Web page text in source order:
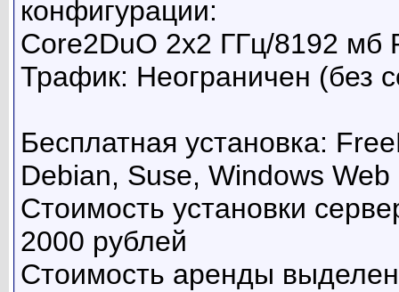
конфигурации:
Core2DuO 2x2 ГГц/8192 мб
Трафик: Неограничен (без
Бесплатная установка:
Debian, Suse, Windows Web
Стоимость установки
2000 рублей
Стоимость аренды